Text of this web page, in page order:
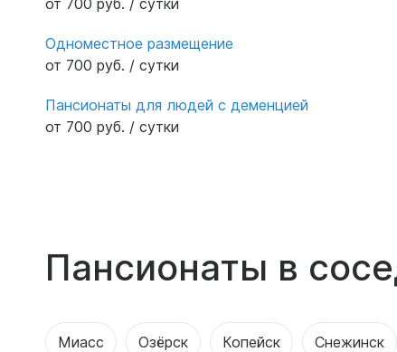
Одноместное размещение
от 700 руб. / сутки
Пансионаты для людей с деменцией
от 700 руб. / сутки
Пансионаты в
Миасс Озёрск Копейск Снежинск